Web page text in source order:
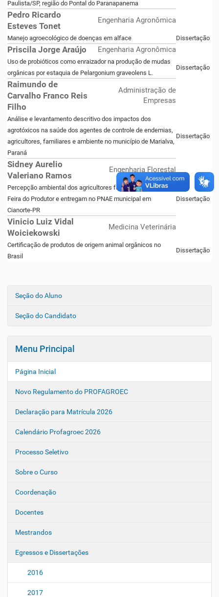
N
g
ç
ã
o
Seção do Aluno
Seção do Candidato
Menu Principal
Página Inicial
Novo Regulamento do PROFAGROEC
Declaração para Matrícula 2026
Calendário Profagroec 2026
Processo Seletivo
Sobre o Curso
Coordenação
Docentes
Mestrandos
Egressos e Dissertações
2016
2017
Paulista/SP, região do Pontal do Paranapanema
Pedro Ricardo
Esteves Tonet
Engenharia Agronômica
Manejo agroecológico de doenças em alface Dissertação
Priscila Jorge Araújo Engenharia Agronômica
Uso de probióticos como enraizador na produção de mudas
orgânicas por estaquia de Pelargonium graveolens L.
Dissertação
Raimundo de
Carvalho Franco Reis
Filho
Administração de
Empresas
Análise e levantamento descritivo dos impactos dos
agrotóxicos na saúde dos agentes de controle de endemias,
agricultores, familiares e ambiente no município de Marialva,
Paraná
Dissertação
Sidney Aurelio
Valeriano Ramos
Engenharia Florestal
Percepção ambiental dos agricultores familiares que fazem
Feira do Produtor e entregam no PNAE municipal em
Cianorte-PR
Dissertação
Vinicio Luiz Vidal
Woiciekowski
Medicina Veterinária
Certificação de produtos de origem animal orgânicos no
Brasil
Dissertação